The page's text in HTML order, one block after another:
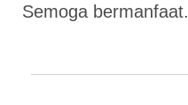
Semoga bermanfaat.